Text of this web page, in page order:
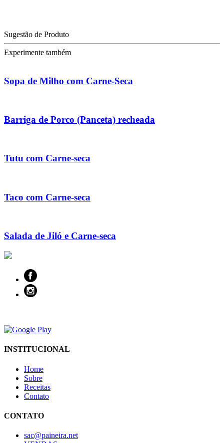
Sugestão de Produto
Experimente também
Sopa de Milho com Carne-Seca
Barriga de Porco (Panceta) recheada
Tutu com Carne-seca
Taco com Carne-seca
Salada de Jiló e Carne-seca
INSTITUCIONAL
Home
Sobre
Receitas
Contato
CONTATO
sac@paineira.net